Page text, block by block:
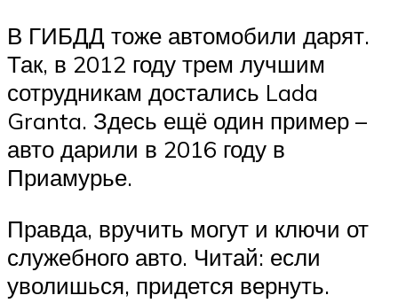
В ГИБДД тоже автомобили дарят.
Так, в 2012 году трем лучшим
сотрудникам достались Lada
Granta. Здесь ещё один пример –
авто дарили в 2016 году в
Приамурье.
Правда, вручить могут и ключи от
служебного авто. Читай: если
уволишься, придется вернуть.